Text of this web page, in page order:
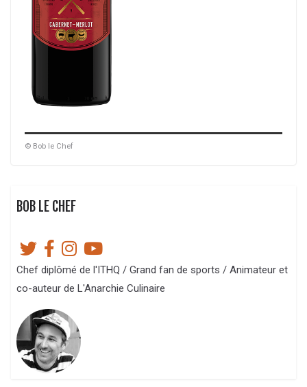
© Bob le Chef
BOB LE CHEF
Chef diplômé de l'ITHQ / Grand fan de sports / Animateur et
co-auteur de L'Anarchie Culinaire